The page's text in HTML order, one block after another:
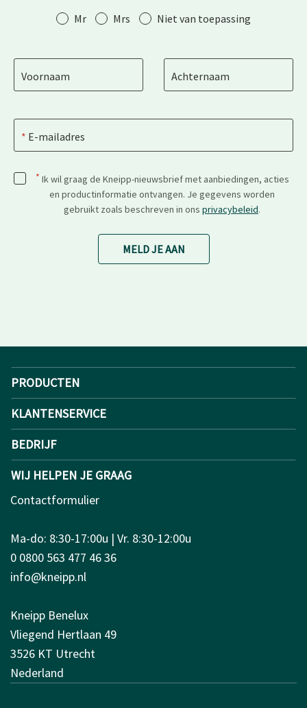
Aanhef Mr Mrs Niet van toepassing
Voornaam Achternaam
E-mailadres
* Ik wil graag de Kneipp-nieuwsbrief met aanbiedingen, acties
en productinformatie ontvangen. Je gegevens worden
gebruikt zoals beschreven in ons privacybeleid.
MELD JE AAN
PRODUCTEN
KLANTENSERVICE
BEDRIJF
WIJ HELPEN JE GRAAG
Contactformulier
Ma-do: 8:30-17:00u | Vr. 8:30-12:00u
0 0800 563 477 46 36
info@kneipp.nl
Kneipp Benelux
Vliegend Hertlaan 49
3526 KT Utrecht
Nederland